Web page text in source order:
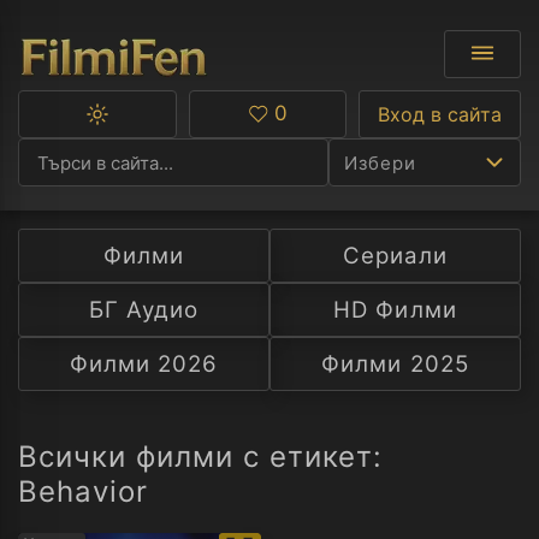
Избери
Ф
С
А
Превключване
тъмна
тема
Любими
0 Вход в сайта
Филми
Сериали
БГ Аудио
HD Филми
Филми 2026
Филми 2025
Всички филми с етикет:
Behavior